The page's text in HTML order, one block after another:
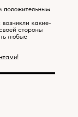
положительным
какие-
стороны
любые